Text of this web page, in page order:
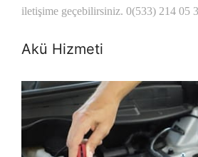
iletişime geçebilirsiniz. 0(533) 214 05
Akü Hizmeti